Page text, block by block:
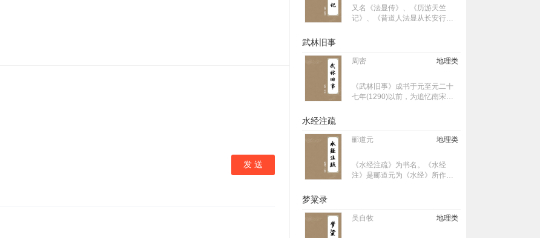
又名《法显传》、《历游天竺
记》、《昔道人法显从长安行西
(416)。《佛国记》一卷，全文
部典型的游记，也属佛教地志类
著作。
武林旧事
周密 地理类
《武林旧事》成书于元至元二十
七年(1290)以前，为追忆南宋都
详述朝廷典礼﹑山川风俗﹑市肆
水经注疏
郦道元 地理类
《水经注疏》为书名。《水经
注》是郦道元为《水经》所作的
家、金石学家、目录版本学家、
梦粱录
吴自牧 地理类